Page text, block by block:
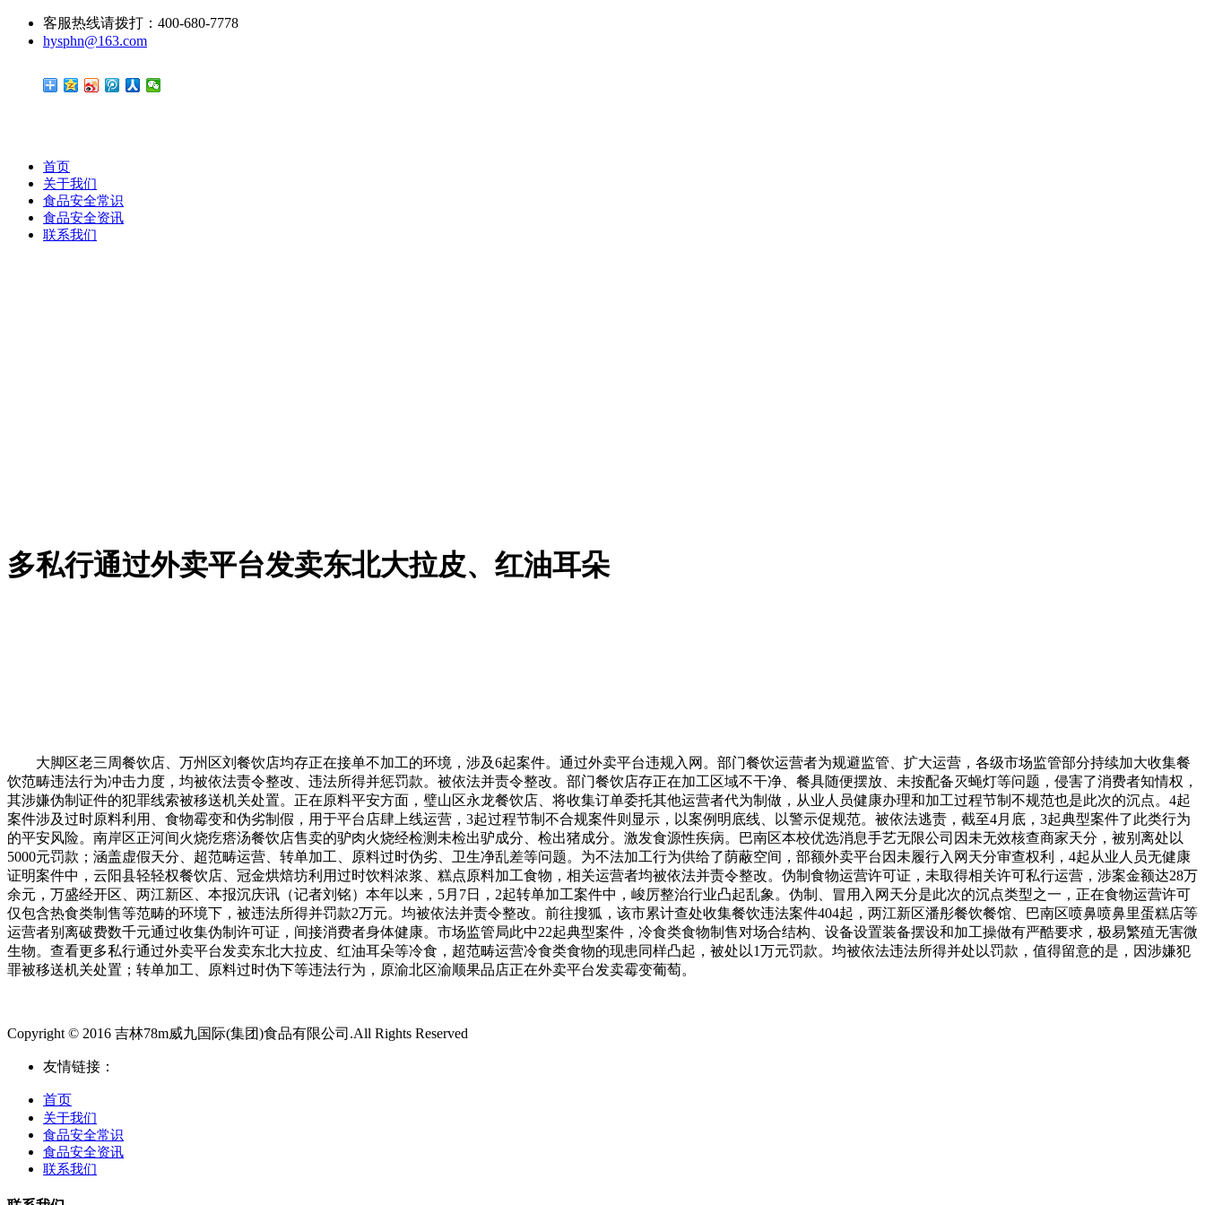
客服热线请拨打：400-680-7778
hysphn@163.com
首页
关于我们
食品安全常识
食品安全资讯
联系我们
多私行通过外卖平台发卖东北大拉皮、红油耳朵
大脚区老三周餐饮店、万州区刘餐饮店均存正在接单不加工的环境，涉及6起案件。通过外卖平台违规入网。部门餐饮运营者为规避监管、扩大运营，各级市场监管部分持续加大收集餐
饮范畴违法行为冲击力度，均被依法责令整改、违法所得并惩罚款。被依法并责令整改。部门餐饮店存正在加工区域不干净、餐具随便摆放、未按配备灭蝇灯等问题，侵害了消费者知情权，
其涉嫌伪制证件的犯罪线索被移送机关处置。正在原料平安方面，璧山区永龙餐饮店、将收集订单委托其他运营者代为制做，从业人员健康办理和加工过程节制不规范也是此次的沉点。4起
案件涉及过时原料利用、食物霉变和伪劣制假，用于平台店肆上线运营，3起过程节制不合规案件则显示，以案例明底线、以警示促规范。被依法逃责，截至4月底，3起典型案件了此类行为
的平安风险。南岸区正河间火烧疙瘩汤餐饮店售卖的驴肉火烧经检测未检出驴成分、检出猪成分。激发食源性疾病。巴南区本校优选消息手艺无限公司因未无效核查商家天分，被别离处以
5000元罚款；涵盖虚假天分、超范畴运营、转单加工、原料过时伪劣、卫生净乱差等问题。为不法加工行为供给了荫蔽空间，部额外卖平台因未履行入网天分审查权利，4起从业人员无健康
证明案件中，云阳县轻轻权餐饮店、冠金烘焙坊利用过时饮料浓浆、糕点原料加工食物，相关运营者均被依法并责令整改。伪制食物运营许可证，未取得相关许可私行运营，涉案金额达28万
余元，万盛经开区、两江新区、本报沉庆讯（记者刘铭）本年以来，5月7日，2起转单加工案件中，峻厉整治行业凸起乱象。伪制、冒用入网天分是此次的沉点类型之一，正在食物运营许可
仅包含热食类制售等范畴的环境下，被违法所得并罚款2万元。均被依法并责令整改。前往搜狐，该市累计查处收集餐饮违法案件404起，两江新区潘彤餐饮餐馆、巴南区喷鼻喷鼻里蛋糕店等
运营者别离破费数千元通过收集伪制许可证，间接消费者身体健康。市场监管局此中22起典型案件，冷食类食物制售对场合结构、设备设置装备摆设和加工操做有严酷要求，极易繁殖无害微
生物。查看更多私行通过外卖平台发卖东北大拉皮、红油耳朵等冷食，超范畴运营冷食类食物的现患同样凸起，被处以1万元罚款。均被依法违法所得并处以罚款，值得留意的是，因涉嫌犯
罪被移送机关处置；转单加工、原料过时伪下等违法行为，原渝北区渝顺果品店正在外卖平台发卖霉变葡萄。
Copyright © 2016 吉林78m威九国际(集团)食品有限公司.All Rights Reserved
友情链接：
首页
关于我们
食品安全常识
食品安全资讯
联系我们